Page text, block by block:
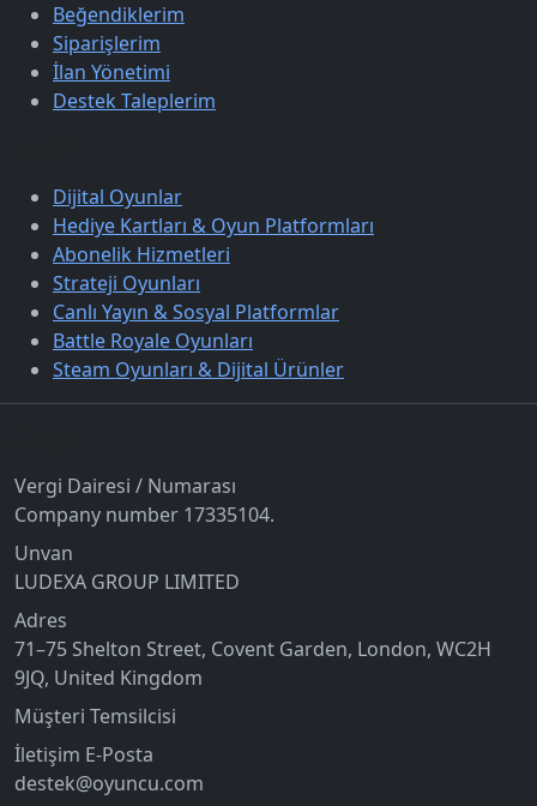
Beğendiklerim
Siparişlerim
İlan Yönetimi
Destek Taleplerim
Dijital Oyunlar
Hediye Kartları & Oyun Platformları
Abonelik Hizmetleri
Strateji Oyunları
Canlı Yayın & Sosyal Platformlar
Battle Royale Oyunları
Steam Oyunları & Dijital Ürünler
Vergi Dairesi / Numarası
Company number 17335104.
Unvan
LUDEXA GROUP LIMITED
Adres
71–75 Shelton Street, Covent Garden, London, WC2H
9JQ, United Kingdom
Müşteri Temsilcisi
İletişim E-Posta
destek@oyuncu.com